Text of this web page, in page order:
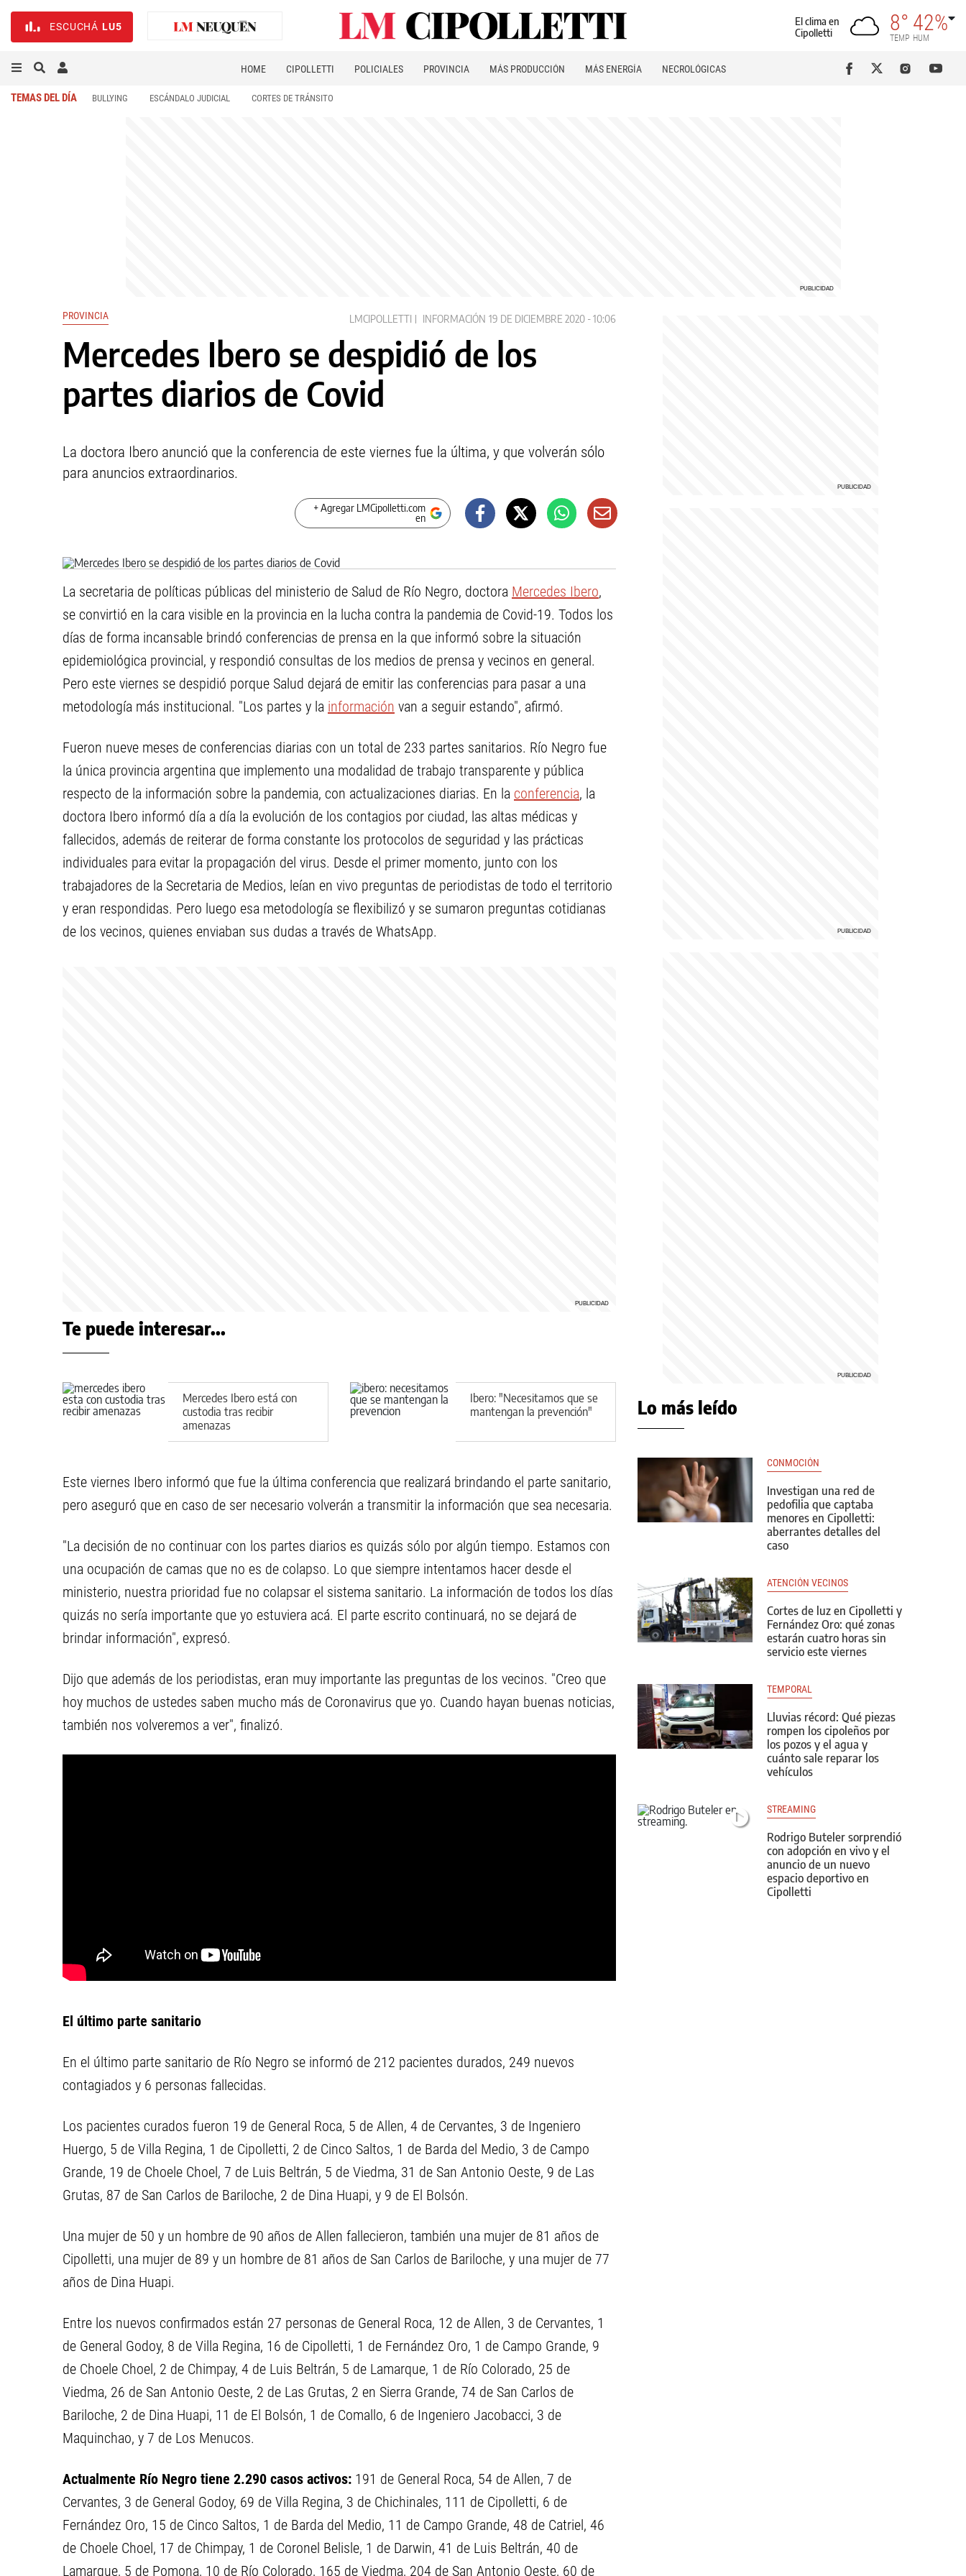
ESCUCHÁ LU5
El clima en
Cipolletti
8°
TEMP
42%
HUM
HOME CIPOLLETTI POLICIALES PROVINCIA MÁS PRODUCCIÓN MÁS ENERGÍA NECROLÓGICAS
TEMAS DEL DÍA BULLYING ESCÁNDALO JUDICIAL CORTES DE TRÁNSITO
PROVINCIA LMCIPOLLETTI INFORMACIÓN 19 DE DICIEMBRE 2020 - 10:06
Mercedes Ibero se despidió de los
partes diarios de Covid
La doctora Ibero anunció que la conferencia de este viernes fue la última, y que volverán sólo
para anuncios extraordinarios.
+ Agregar LMCipolletti.com
en
La secretaria de políticas públicas del ministerio de Salud de Río Negro, doctora Mercedes Ibero,
se convirtió en la cara visible en la provincia en la lucha contra la pandemia de Covid-19. Todos los
días de forma incansable brindó conferencias de prensa en la que informó sobre la situación
epidemiológica provincial, y respondió consultas de los medios de prensa y vecinos en general.
Pero este viernes se despidió porque Salud dejará de emitir las conferencias para pasar a una
metodología más institucional. "Los partes y la información van a seguir estando", afirmó.
Fueron nueve meses de conferencias diarias con un total de 233 partes sanitarios. Río Negro fue
la única provincia argentina que implemento una modalidad de trabajo transparente y pública
respecto de la información sobre la pandemia, con actualizaciones diarias. En la conferencia, la
doctora Ibero informó día a día la evolución de los contagios por ciudad, las altas médicas y
fallecidos, además de reiterar de forma constante los protocolos de seguridad y las prácticas
individuales para evitar la propagación del virus. Desde el primer momento, junto con los
trabajadores de la Secretaria de Medios, leían en vivo preguntas de periodistas de todo el territorio
y eran respondidas. Pero luego esa metodología se flexibilizó y se sumaron preguntas cotidianas
de los vecinos, quienes enviaban sus dudas a través de WhatsApp.
Te puede interesar...
Mercedes Ibero está con
custodia tras recibir
amenazas
Ibero: "Necesitamos que se
mantengan la prevención"
Este viernes Ibero informó que fue la última conferencia que realizará brindando el parte sanitario,
pero aseguró que en caso de ser necesario volverán a transmitir la información que sea necesaria.
"La decisión de no continuar con los partes diarios es quizás sólo por algún tiempo. Estamos con
una ocupación de camas que no es de colapso. Lo que siempre intentamos hacer desde el
ministerio, nuestra prioridad fue no colapsar el sistema sanitario. La información de todos los días
quizás no sería importante que yo estuviera acá. El parte escrito continuará, no se dejará de
brindar información", expresó.
Dijo que además de los periodistas, eran muy importante las preguntas de los vecinos. "Creo que
hoy muchos de ustedes saben mucho más de Coronavirus que yo. Cuando hayan buenas noticias,
también nos volveremos a ver", finalizó.
El último parte sanitario
En el último parte sanitario de Río Negro se informó de 212 pacientes durados, 249 nuevos
contagiados y 6 personas fallecidas.
Los pacientes curados fueron 19 de General Roca, 5 de Allen, 4 de Cervantes, 3 de Ingeniero
Huergo, 5 de Villa Regina, 1 de Cipolletti, 2 de Cinco Saltos, 1 de Barda del Medio, 3 de Campo
Grande, 19 de Choele Choel, 7 de Luis Beltrán, 5 de Viedma, 31 de San Antonio Oeste, 9 de Las
Grutas, 87 de San Carlos de Bariloche, 2 de Dina Huapi, y 9 de El Bolsón.
Una mujer de 50 y un hombre de 90 años de Allen fallecieron, también una mujer de 81 años de
Cipolletti, una mujer de 89 y un hombre de 81 años de San Carlos de Bariloche, y una mujer de 77
años de Dina Huapi.
Entre los nuevos confirmados están 27 personas de General Roca, 12 de Allen, 3 de Cervantes, 1
de General Godoy, 8 de Villa Regina, 16 de Cipolletti, 1 de Fernández Oro, 1 de Campo Grande, 9
de Choele Choel, 2 de Chimpay, 4 de Luis Beltrán, 5 de Lamarque, 1 de Río Colorado, 25 de
Viedma, 26 de San Antonio Oeste, 2 de Las Grutas, 2 en Sierra Grande, 74 de San Carlos de
Bariloche, 2 de Dina Huapi, 11 de El Bolsón, 1 de Comallo, 6 de Ingeniero Jacobacci, 3 de
Maquinchao, y 7 de Los Menucos.
Actualmente Río Negro tiene 2.290 casos activos: 191 de General Roca, 54 de Allen, 7 de
Cervantes, 3 de General Godoy, 69 de Villa Regina, 3 de Chichinales, 111 de Cipolletti, 6 de
Fernández Oro, 15 de Cinco Saltos, 1 de Barda del Medio, 11 de Campo Grande, 48 de Catriel, 46
de Choele Choel, 17 de Chimpay, 1 de Coronel Belisle, 1 de Darwin, 41 de Luis Beltrán, 40 de
Lamarque, 5 de Pomona, 10 de Río Colorado, 165 de Viedma, 204 de San Antonio Oeste, 60 de
Lo más leído
CONMOCIÓN
Investigan una red de
pedofilia que captaba
menores en Cipolletti:
aberrantes detalles del
caso
ATENCIÓN VECINOS
Cortes de luz en Cipolletti y
Fernández Oro: qué zonas
estarán cuatro horas sin
servicio este viernes
TEMPORAL
Lluvias récord: Qué piezas
rompen los cipoleños por
los pozos y el agua y
cuánto sale reparar los
vehículos
STREAMING
Rodrigo Buteler sorprendió
con adopción en vivo y el
anuncio de un nuevo
espacio deportivo en
Cipolletti